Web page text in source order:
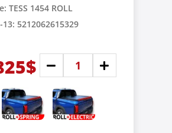
Manuel pour
up
TESS 1454 ROLL
13: 5212062615329